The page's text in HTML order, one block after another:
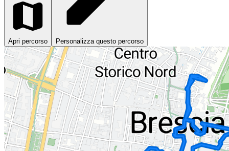
Apri percorso Personalizza questo percorso